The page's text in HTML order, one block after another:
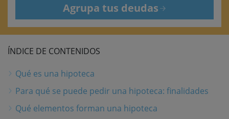
Agrupa tus deudas
ÍNDICE DE CONTENIDOS
Qué es una hipoteca
Para qué se puede pedir una hipoteca: finalidades
Qué elementos forman una hipoteca